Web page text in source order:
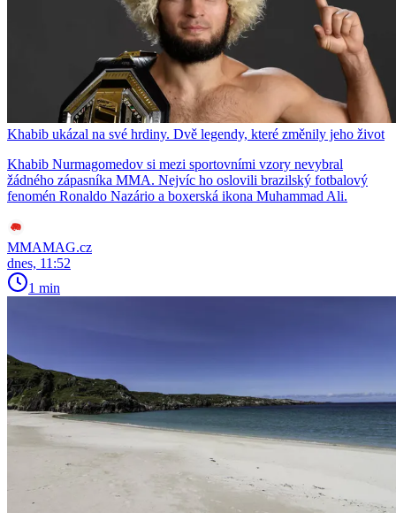
Khabib ukázal na své hrdiny. Dvě legendy, které změnily jeho život
Khabib Nurmagomedov si mezi sportovními vzory nevybral
žádného zápasníka MMA. Nejvíc ho oslovili brazilský fotbalový
fenomén Ronaldo Nazário a boxerská ikona Muhammad Ali.
MMAMAG.cz
dnes, 11:52
1 min